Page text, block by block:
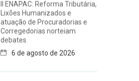
II ENAPAC: Reforma Tributária,
Lixões Humanizados e
atuação de Procuradorias e
Corregedorias norteiam
debates
6 de agosto de 2026